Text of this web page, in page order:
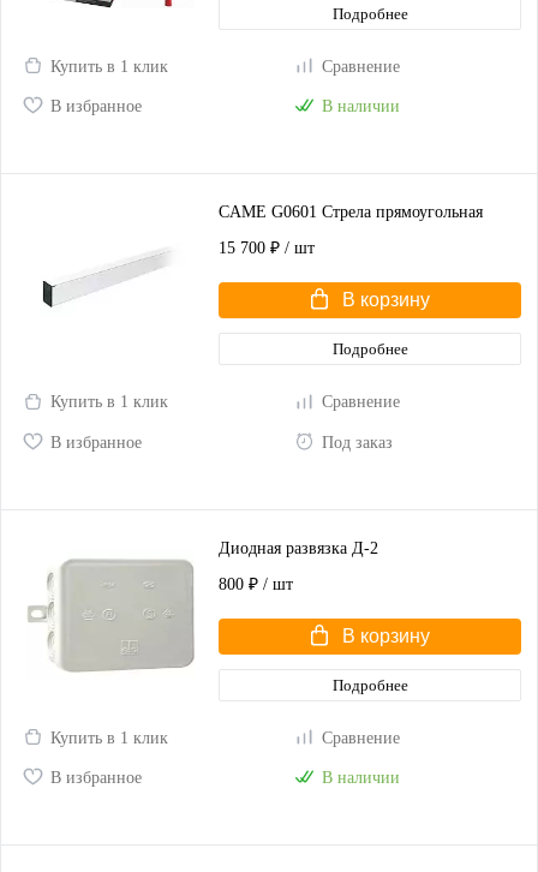
Подробнее
Купить в 1 клик Сравнение
В избранное В наличии
CAME G0601 Стрела прямоугольная
15 700 ₽ / шт
В корзину
Подробнее
Купить в 1 клик Сравнение
В избранное Под заказ
Диодная развязка Д-2
800 ₽ / шт
В корзину
Подробнее
Купить в 1 клик Сравнение
В избранное В наличии